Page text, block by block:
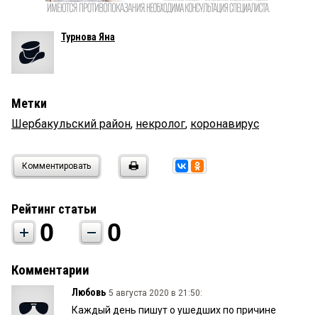
Турнова Яна
Метки
Шербакульский район, некролог, коронавирус
Комментировать
Рейтинг статьи
0 0
Комментарии
Любовь 5 августа 2020 в 21:50:
Каждый день пишут о ушедших по причине